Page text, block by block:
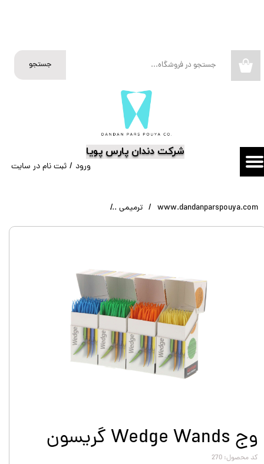
​شرکت دندان پارس پویا
جستجو
ورود / ثبت نام در سایت
تغییر گذر واژه
سفارشات
www.dandanparspouya.com ترمیمی
وج Wedge Wands گریسون
کد محصول: 270